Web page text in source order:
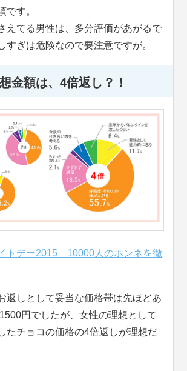
です。
えてる男性は、多分評価があがるで
すぎは危険なので要注意ですが。
金額は、4倍返し？！
トデー2015 10000人のホンネを徹
返しとして妥当な価格帯は先ほどあ
円でしたが、女性の理想として
たチョコの価格の4倍返しが理想だ